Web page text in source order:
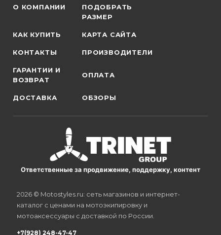
О КОМПАНИИ
ПОДОБРАТЬ
РАЗМЕР
КАК КУПИТЬ КАРТА САЙТА
КОНТАКТЫ ПРОИЗВОДИТЕЛИ
ГАРАНТИИ И
ВОЗВРАТ
ОПЛАТА
ДОСТАВКА ОБЗОРЫ
Ответственные за продвижение, поддержку, контент
2026 © Motostyles.ru: сеть магазинов и интернет-
каталог с ценами на мотоэкипировку и
мотоаксессуары с доставкой по России.
+7(928) 248-47-47